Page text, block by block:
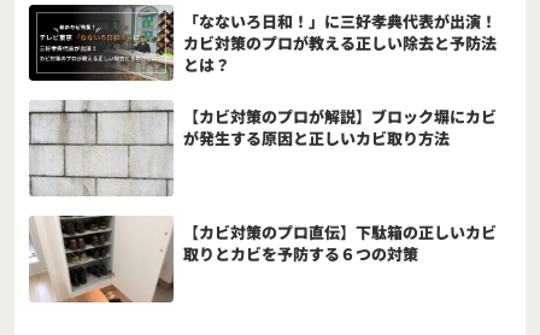
「なないろ日和！」に三好孝典代表が出演！
カビ対策のプロが教える正しい除去と予防法
とは？
【カビ対策のプロが解説】ブロック塀にカビ
が発生する原因と正しいカビ取り方法
【カビ対策のプロ直伝】下駄箱の正しいカビ
取りとカビを予防する６つの対策